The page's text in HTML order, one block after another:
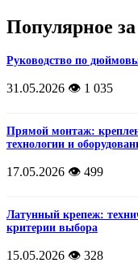
Популярное
Руководство по
31.05.2026 👁️ 1 035
Прямой монтаж:
технологии и
17.05.2026 👁️ 499
Латунный крепеж:
критерии выбора
15.05.2026 👁️ 328